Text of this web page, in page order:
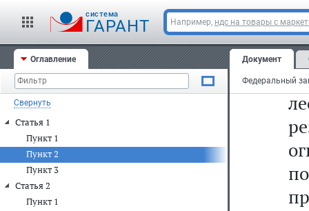
cистема
ГАРАНТ Например, ндс на товары с
Оглавление
Свернуть
Статья 1
Пункт 1
Пункт 2
Пункт 3
Статья 2
Пункт 1
Документ